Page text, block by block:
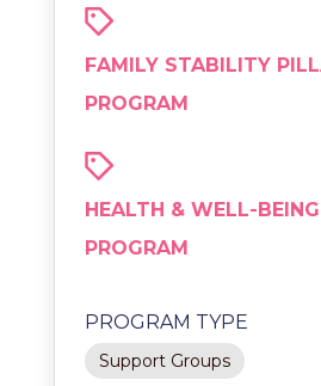
FAMILY STABILITY
PROGRAM
HEALTH & WELL-
PROGRAM
PROGRAM TYPE
Support Groups